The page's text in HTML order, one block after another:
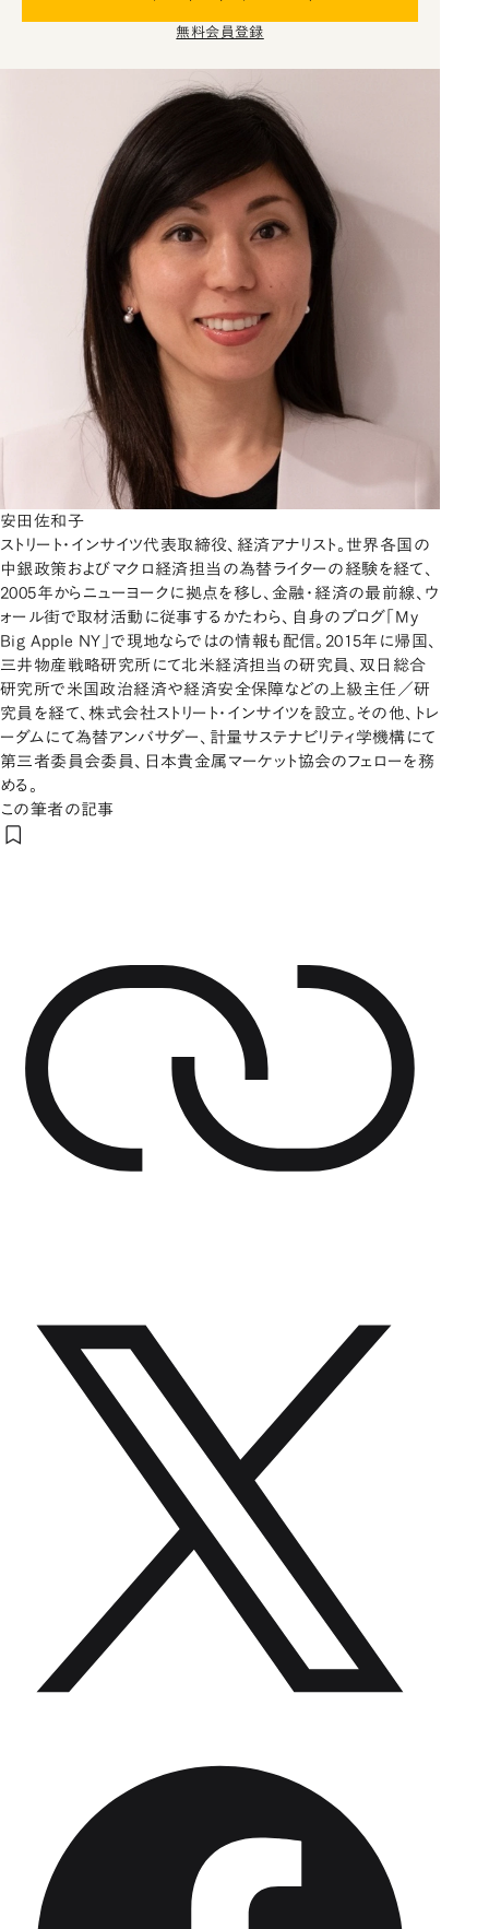
無料会員登録
安田佐和子
ストリート・インサイツ代表取締役、経済アナリスト。世界各国の
中銀政策およびマクロ経済担当の為替ライターの経験を経て、
2005年からニューヨークに拠点を移し、金融・経済の最前線、ウ
ォール街で取材活動に従事するかたわら、自身のブログ「My
Big Apple NY」で現地ならではの情報も配信。2015年に帰国、
三井物産戦略研究所にて北米経済担当の研究員、双日総合
研究所で米国政治経済や経済安全保障などの上級主任／研
究員を経て、株式会社ストリート・インサイツを設立。その他、トレ
ーダムにて為替アンバサダー、計量サステナビリティ学機構にて
第三者委員会委員、日本貴金属マーケット協会のフェローを務
める。
この筆者の記事